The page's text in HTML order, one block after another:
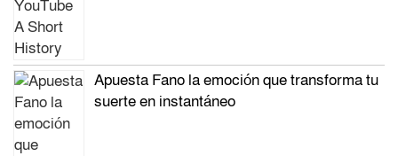
Apuesta Fano la emoción que transforma tu
suerte en instantáneo